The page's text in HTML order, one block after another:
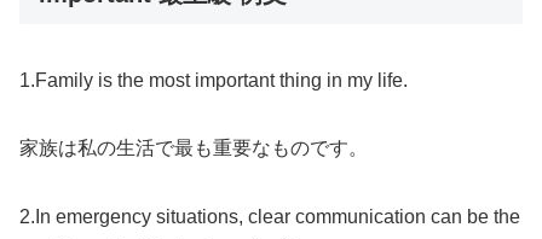
1.Family is the most important thing in my life.
家族は私の生活で最も重要なものです。
2.In emergency situations, clear communication can be the